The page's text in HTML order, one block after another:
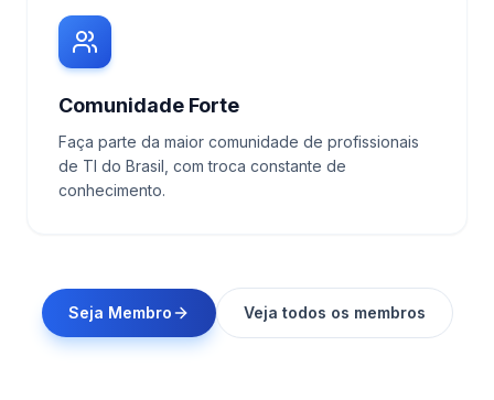
Comunidade Forte
Faça parte da maior comunidade de profissionais
de TI do Brasil, com troca constante de
conhecimento.
Seja Membro Veja todos os membros